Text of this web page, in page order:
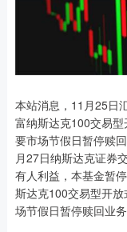
本站消息，11月25日
富纳斯达克100交易
要市场节假日暂停赎
月27日纳斯达克证券
有人利益，本基金暂
斯达克100交易型开
场节假日暂停赎回业务